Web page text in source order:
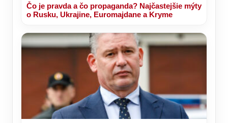
Čo je pravda a čo propaganda? Najčastejšie mýty
o Rusku, Ukrajine, Euromajdane a Kryme